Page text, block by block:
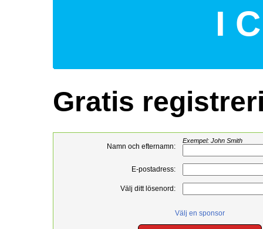
I
Gratis
Namn och efternamn:
Exempel: John Smith
E-postadress:
Välj ditt lösenord:
Välj en sponsor